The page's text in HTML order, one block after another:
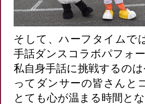
そして、ハーフタイムで
手話ダンスコラボパフォ
私自身手話に挑戦するの
ってダンサーの皆さんと
とても心が温まる時間と